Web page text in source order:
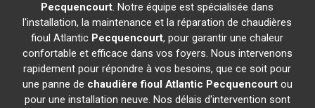
Pecquencourt. Notre équipe est spécialisée dans
l'installation, la maintenance et la réparation de chaudières
fioul Atlantic Pecquencourt, pour garantir une chaleur
confortable et efficace dans vos foyers. Nous intervenons
rapidement pour répondre à vos besoins, que ce soit pour
une panne de chaudière fioul Atlantic Pecquencourtou
pour une installation neuve. Nos délais d'intervention sont